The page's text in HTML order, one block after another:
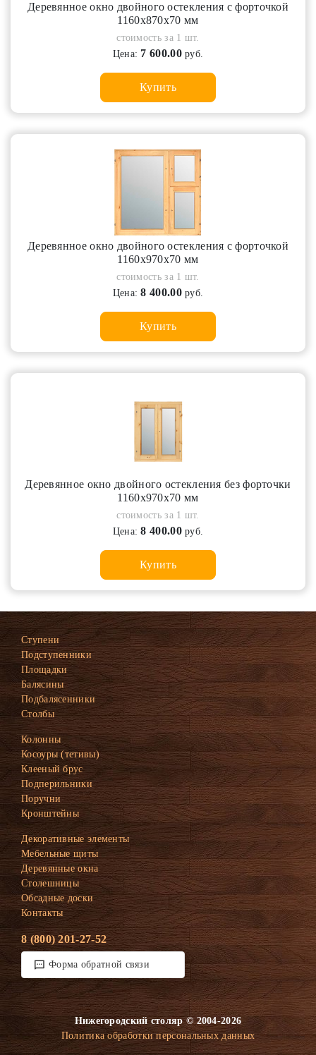
Деревянное окно двойного остекления с форточкой
1160х870х70 мм
стоимость за 1 шт.
Цена: 7 600.00руб.
Купить
Деревянное окно двойного остекления с форточкой
1160х970х70 мм
стоимость за 1 шт.
Цена:8 400.00руб.
Купить
Деревянное окно двойного остекления без форточки
1160х970х70 мм
стоимость за 1 шт.
Цена:8 400.00руб.
Купить
Ступени
Подступенники
Площадки
Балясины
Подбалясенники
Столбы
Колонны
Косоуры (тетивы)
Клееный брус
Подперильники
Поручни
Кронштейны
Декоративные элементы
Мебельные щиты
Деревянные окна
Столешницы
Обсадные доски
Контакты
8 (800) 201-27-52
Форма обратной связи
Нижегородский столяр © 2004-2026
Политика обработки персональных данных